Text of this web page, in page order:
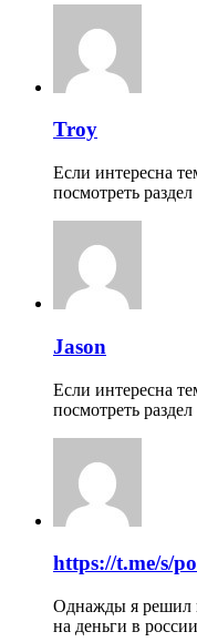
Troy
Если интересна
посмотреть
Jason
Если интересна
посмотреть
https://t.me/s/
Однажды я решил
на деньги в